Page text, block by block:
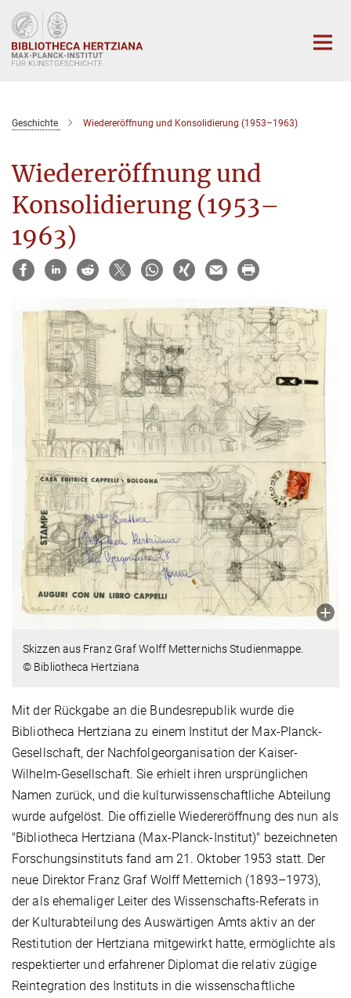
Hauptinhalt
Geschichte Wiedereröffnung und Konsolidierung (1953–1963)
Wiedereröffnung und
Konsolidierung (1953–
1963)
Skizzen aus Franz Graf Wolff Metternichs Studienmappe.
© Bibliotheca Hertziana
Mit der Rückgabe an die Bundesrepublik wurde die
Bibliotheca Hertziana zu einem Institut der Max-Planck-
Gesellschaft, der Nachfolgeorganisation der Kaiser-
Wilhelm-Gesellschaft. Sie erhielt ihren ursprünglichen
Namen zurück, und die kulturwissenschaftliche Abteilung
wurde aufgelöst. Die offizielle Wiedereröffnung des nun als
"Bibliotheca Hertziana (Max-Planck-Institut)" bezeichneten
Forschungsinstituts fand am 21. Oktober 1953 statt. Der
neue Direktor Franz Graf Wolff Metternich (1893–1973),
der als ehemaliger Leiter des Wissenschafts-Referats in
der Kulturabteilung des Auswärtigen Amts aktiv an der
Restitution der Hertziana mitgewirkt hatte, ermöglichte als
respektierter und erfahrener Diplomat die relativ zügige
Reintegration des Instituts in die wissenschaftliche